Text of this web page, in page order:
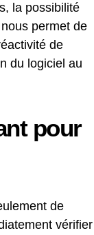
la possibilité
permet de
de
du logiciel au
pour
de
vérifier